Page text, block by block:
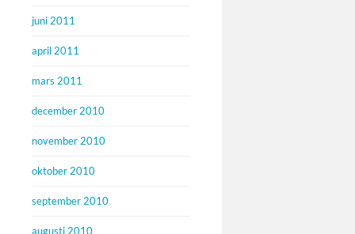
juni 2011
april 2011
mars 2011
december 2010
november 2010
oktober 2010
september 2010
augusti 2010